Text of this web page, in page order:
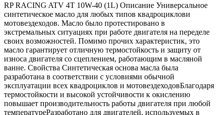
RP RACING ATV 4T 10W-40 (1L) Описание Универсальное
синтетическое масло для любых типов квадроциклови
мотовездеходов. Масло было протестировано в
экстремальных ситуациях при работе двигателя на переделе
своих возможностей. Помимо прочих характеристик, это
масло гарантирует отличную термостойкость и защиту от
износа двигателя со сцеплением, работающим в масляной
ванне. Свойства Синтетическая основа масла была
разработана в соответствии с условиями обычной
эксплуатации всех квадроциклов и мотовездеходовБлагодаря
термостойкости и высокой устойчивости к окислению
повышает производительность работы двигателя при любой
температуреРазработано для двигателей, используемых в